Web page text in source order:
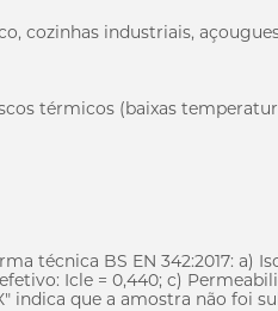
cozinhas industriais, açougues
térmicos (baixas
técnica BS EN 342:2017: a)
Icle = 0,440; c)
indica que a amostra não foi